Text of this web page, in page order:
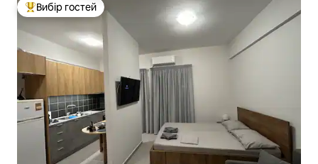
Топ вибір гостей
Вибір гостей